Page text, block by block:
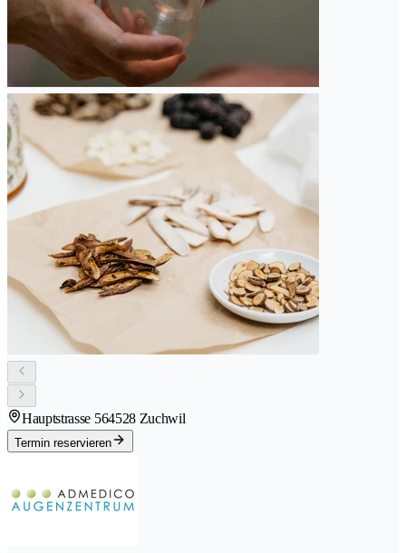
Hauptstrasse 564528 Zuchwil
Termin reservieren